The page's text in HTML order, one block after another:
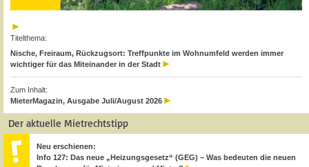
Titelthema:
Nische, Freiraum, Rückzugsort: Treffpunkte im Wohnumfeld werden immer
wichtiger für das Miteinander in der Stadt
Zum Inhalt:
MieterMagazin, Ausgabe Juli/August 2026
Der aktuelle Mietrechtstipp
Neu erschienen:
Info 127: Das neue „Heizungsgesetz“ (GEG) – Was bedeuten die neuen